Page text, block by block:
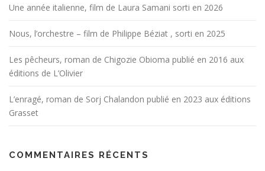
Une année italienne, film de Laura Samani sorti en 2026
Nous, l’orchestre – film de Philippe Béziat , sorti en 2025
Les pêcheurs, roman de Chigozie Obioma publié en 2016 aux
éditions de L’Olivier
L’enragé, roman de Sorj Chalandon publié en 2023 aux éditions
Grasset
COMMENTAIRES RÉCENTS